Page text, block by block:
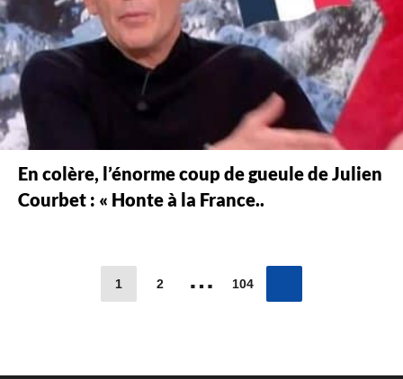
En colère, l’énorme coup de gueule de Julien
Courbet : « Honte à la France..
1 2 … 104